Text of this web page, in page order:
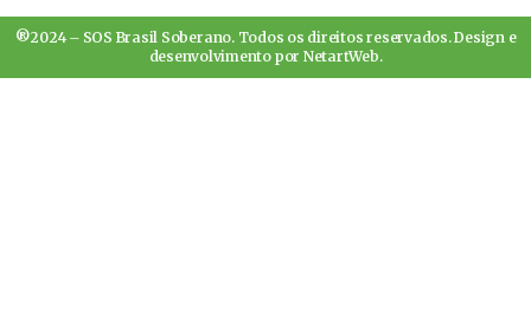
®2024 – SOS Brasil Soberano. Todos os direitos reservados. Design e
desenvolvimento por NetartWeb.